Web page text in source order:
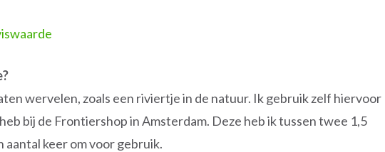
wervelen, zoals een riviertje in de natuur. Ik gebruik zelf hiervoor
bij de Frontiershop in Amsterdam. Deze heb ik tussen twee 1,5
aantal keer om voor gebruik.